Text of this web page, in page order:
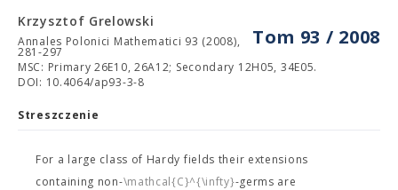
Tom 93 / 2008
Krzysztof Grelowski
Annales Polonici Mathematici 93 (2008),
281-297
MSC: Primary 26E10, 26A12; Secondary 12H05, 34E05.
DOI: 10.4064/ap93-3-8
Streszczenie
For a large class of Hardy fields their extensions
containing non-\mathcal{C}^{\infty}-germs are